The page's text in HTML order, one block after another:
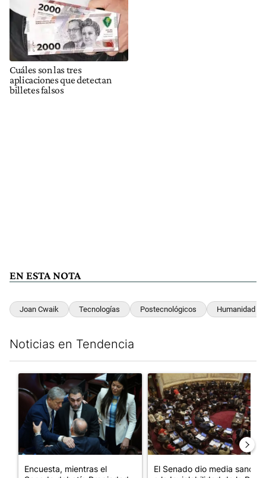
Cuáles son las tres
aplicaciones que detectan
billetes falsos
EN ESTA NOTA
Joan Cwaik Tecnologías Postecnológicos Humanidad
Noticias en Tendencia
Un artículo de tendencia con el título "Encuesta, mientras el
Encuesta, mientras el
Un artículo de tendencia con
El Senado dio media sanción